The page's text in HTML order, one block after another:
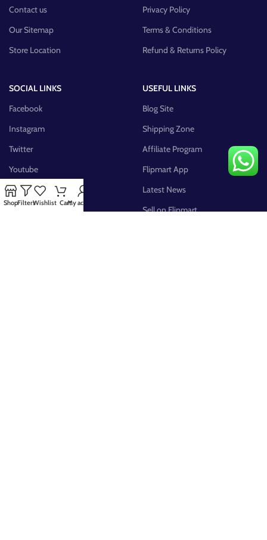
Contact us
Our Sitemap
Store Location
Privacy Policy
Terms & Conditions
Refund & Returns Policy
SOCIAL LINKS
Facebook
Instagram
Twitter
Youtube
Pinterest
FB Group
USEFUL LINKS
Blog Site
Shipping Zone
Affiliate Program
Flipmart App
Latest News
Sell on Flipmart
ShopFiltersWishlist CartMy account